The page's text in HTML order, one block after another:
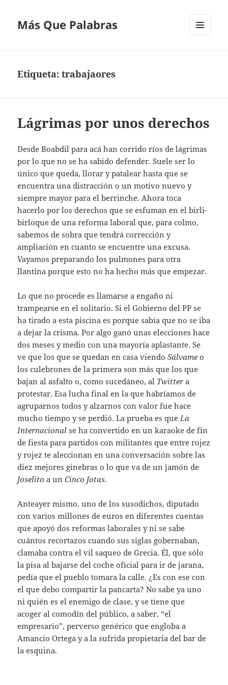
Más Que Palabras
Etiqueta:trabajaores
Lágrimas por unos derechos
Desde Boabdil para acá han corrido ríos de lágrimas
por lo que no se ha sabido defender. Suele ser lo
único que queda, llorar y patalear hasta que se
encuentra una distracción o un motivo nuevo y
siempre mayor para el berrinche. Ahora toca
hacerlo por los derechos que se esfuman en el birli-
birloque de una reforma laboral que, para colmo,
sabemos de sobra que tendrá corrección y
ampliación en cuanto se encuentre una excusa.
Vayamos preparando los pulmones para otra
llantina porque esto no ha hecho más que empezar.
Lo que no procede es llamarse a engaño ni
trampearse en el solitario. Si el Gobierno del PP se
ha tirado a esta piscina es porque sabía que no se iba
a dejar la crisma. Por algo ganó unas elecciones hace
dos meses y medio con una mayoría aplastante. Se
ve que los que se quedan en casa viendoSálvame o
los culebrones de la primera son más que los que
bajan al asfalto o, como sucedáneo, al Twitter a
protestar. Esa lucha final en la que habríamos de
agruparnos todos y alzarnos con valor fue hace
mucho tiempo y se perdió. La prueba es queLa
Internacional se ha convertido en un karaoke de fin
de fiesta para partidos con militantes que entre rojez
y rojez te aleccionan en una conversación sobre las
diez mejores ginebras o lo que va de un jamón de
Joselito a unCinco Jotas.
Anteayer mismo, uno de los susodichos, diputado
con varios millones de euros en diferentes cuentas
que apoyó dos reformas laborales y ni se sabe
cuántos recortazos cuando sus siglas gobernaban,
clamaba contra el vil saqueo de Grecia. Él, que sólo
la pisa al bajarse del coche oficial para ir de jarana,
pedía que el pueblo tomara la calle. ¿Es con ese con
el que debo compartir la pancarta? No sabe ya uno
ni quién es el enemigo de clase, y se tiene que
acoger al comodín del público, a saber, “el
empresario”, perverso genérico que engloba a
Amancio Ortega y a la sufrida propietaria del bar de
la esquina.